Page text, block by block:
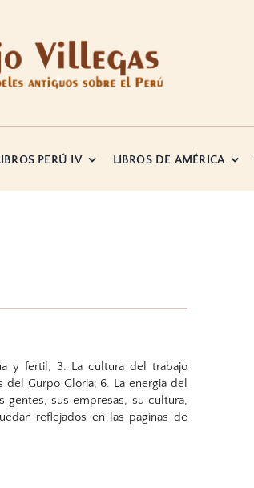
PERÚ IV LIBROS DE AMÉRICA
y fertil; 3. La cultura del trabajo
Gurpo Gloria; 6. La energia del
gentes, sus empresas, su cultura,
reflejados en las paginas de